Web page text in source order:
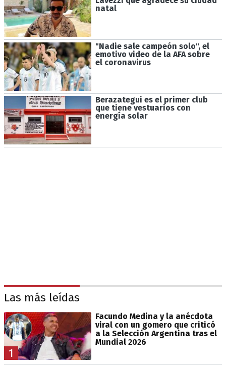
natal
"Nadie sale campeón solo", el
emotivo video de la AFA sobre
el coronavirus
Berazategui es el primer club
que tiene vestuarios con
energía solar
Las más leídas
1
Facundo Medina y la anécdota
viral con un gomero que criticó
a la Selección Argentina tras el
Mundial 2026